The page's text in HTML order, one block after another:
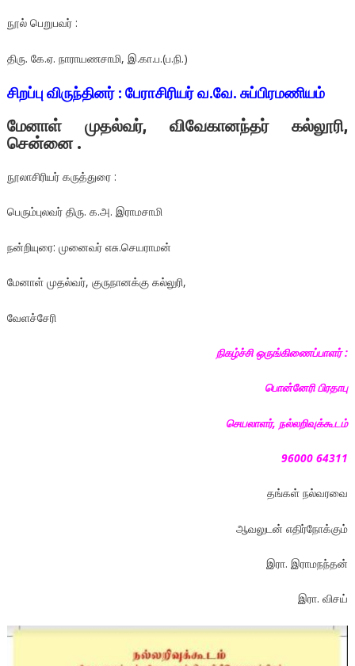
நூல் பெறுபவர் :
திரு. கே.ஏ. நாராயணசாமி, இ.கா.ப.(ப.நி.)
சிறப்பு விருந்தினர் : பேராசிரியர் வ.வே. சுப்பிரமணியம்
மேனாள் முதல்வர், விவேகானந்தர் கல்லூரி,
சென்னை .
நூலாசிரியர் கருத்துரை :
பெரும்புலவர் திரு. க.அ. இராமசாமி
நன்றியுரை: முனைவர் எசு.செயராமன்
மேனாள் முதல்வர், குருநானக்கு கல்லுரி,
வேளச்சேரி
நிகழ்ச்சி ஒருங்கிணைப்பாளர் :
பொன்னேரி பிரதாபு
செயலாளர், நல்லறிவுக்கூடம்
96000 64311
தங்கள் நல்வரவை
ஆவலுடன் எதிர்நோக்கும்
இரா. இராமநந்தன்
இரா. விசய்